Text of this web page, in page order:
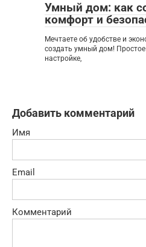
Умный дом: как
комфорт и
Мечтаете об удобстве и
создать умный дом!
настройке,
Добавить комментарий
Имя
Email
Комментарий